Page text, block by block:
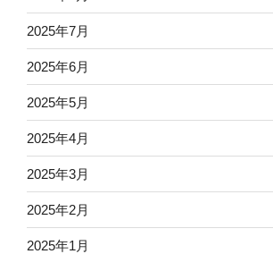
2025年7月
2025年6月
2025年5月
2025年4月
2025年3月
2025年2月
2025年1月